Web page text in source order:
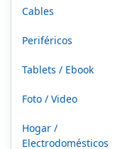
Cables
Periféricos
Tablets / Ebook
Foto / Video
Hogar /
Electrodomésticos